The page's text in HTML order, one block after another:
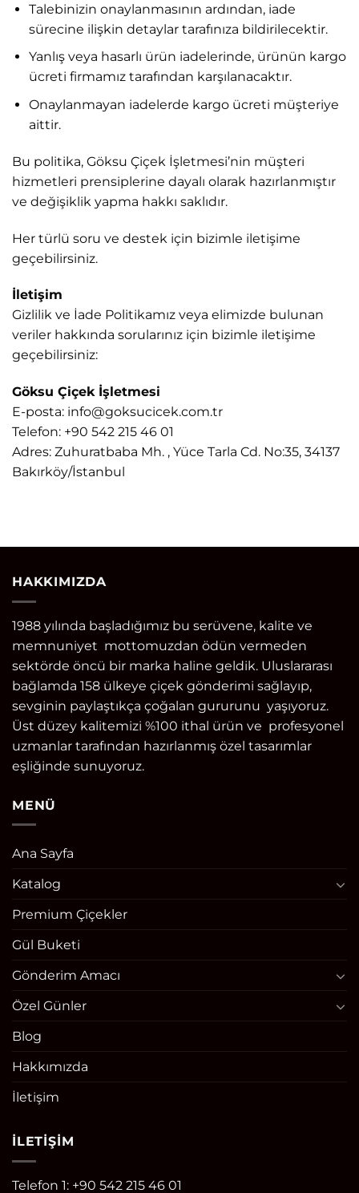
Talebinizin onaylanmasının ardından, iade
sürecine ilişkin detaylar tarafınıza bildirilecektir.
Yanlış veya hasarlı ürün iadelerinde, ürünün kargo
ücreti firmamız tarafından karşılanacaktır.
Onaylanmayan iadelerde kargo ücreti müşteriye
aittir.
Bu politika, Göksu Çiçek İşletmesi’nin müşteri
hizmetleri prensiplerine dayalı olarak hazırlanmıştır
ve değişiklik yapma hakkı saklıdır.
Her türlü soru ve destek için bizimle iletişime
geçebilirsiniz.
İletişim
Gizlilik ve İade Politikamız veya elimizde bulunan
veriler hakkında sorularınız için bizimle iletişime
geçebilirsiniz:
Göksu Çiçek İşletmesi
E-posta: info@goksucicek.com.tr
Telefon: +90 542 215 46 01
Adres: Zuhuratbaba Mh. , Yüce Tarla Cd. No:35, 34137
Bakırköy/İstanbul
HAKKIMIZDA
1988 yılında başladığımız bu serüvene, kalite ve
memnuniyet mottomuzdan ödün vermeden
sektörde öncü bir marka haline geldik. Uluslararası
bağlamda 158 ülkeye çiçek gönderimi sağlayıp,
sevginin paylaştıkça çoğalan gururunu yaşıyoruz.
Üst düzey kalitemizi %100 ithal ürün ve profesyonel
uzmanlar tarafından hazırlanmış özel tasarımlar
eşliğinde sunuyoruz.
MENÜ
Ana Sayfa
Katalog
Premium Çiçekler
Gül Buketi
Gönderim Amacı
Özel Günler
Blog
Hakkımızda
İletişim
İLETIŞIM
Telefon 1: +90 542 215 46 01